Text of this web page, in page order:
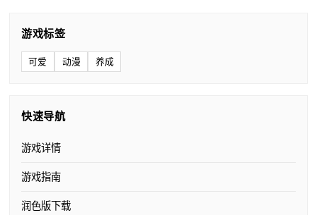
游戏标签
可爱 动漫 养成
快速导航
游戏详情
游戏指南
润色版下载